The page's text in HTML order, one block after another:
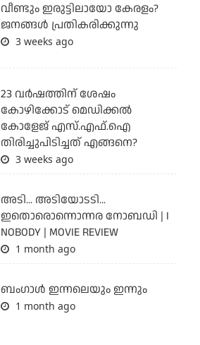
വീണ്ടും ഇരുട്ടിലായോ കേരളം?
ജനങ്ങൾ പ്രതികരിക്കുന്നു
3 weeks ago
23 വർഷത്തിന് ശേഷം
കോഴിക്കോട് മെഡിക്കൽ
കോളേജ് എസ്.എഫ്.ഐ
തിരിച്ചുപിടിച്ചത് എങ്ങനെ?
3 weeks ago
അടി... അടിയോടടി...
ഇതൊരൊന്നൊന്നര നോബഡി | I
NOBODY | MOVIE REVIEW
1 month ago
ബംഗാള്‍ ഇന്നലെയും ഇന്നും
1 month ago